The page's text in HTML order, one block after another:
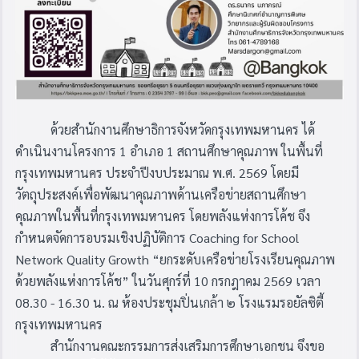
ด้วยสำนักงานศึกษาธิการจังหวัดกรุงเทพมหานคร ได้
ดำเนินงานโครงการ 1 อำเภอ 1 สถานศึกษาคุณภาพ ในพื้นที่
กรุงเทพมหานคร ประจำปีงบประมาณ พ.ศ. 2569 โดยมี
วัตถุประสงค์เพื่อพัฒนาคุณภาพด้านเครือข่ายสถานศึกษา
คุณภาพในพื้นที่กรุงเทพมหานคร โดยพลังแห่งการโค้ช จึง
กำหนดจัดการอบรมเชิงปฏิบัติการ Coaching for School
Network Quality Growth “ยกระดับเครือข่ายโรงเรียนคุณภาพ
ด้วยพลังแห่งการโค้ช” ในวันศุกร์ที่ 10 กรกฎาคม 2569 เวลา
08.30 - 16.30 น. ณ ห้องประชุมปิ่นเกล้า ๒ โรงแรมรอยัลซิตี้
กรุงเทพมหานคร
สำนักงานคณะกรรมการส่งเสริมการศึกษาเอกชน จึงขอ